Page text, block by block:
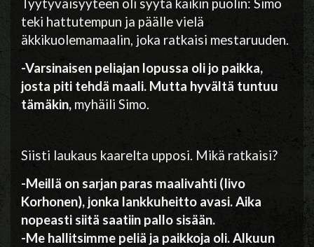
Tyytyväisyyteen oli syytä kaikin puolin: Simo
teki hattutempun ja päälle vielä
äkkikuolemamaalin, joka ratkaisi mestaruuden.
-Varsinaisen peliajan lopussa oli jo paikka,
josta piti tehdä maali. Mutta hyvältä tuntuu
tämäkin, myhäili Simo.
Siisti laukaus kaarelta upposi. Mikä ratkaisi?
-Meillä on sarjan paras maalivahti (Iivo
Korhonen), jonka lankkuheitto avasi. Aika
nopeasti siitä saatiin pallo sisään.
-Me hallitsimme peliä ja paikkoja oli. Alkuun